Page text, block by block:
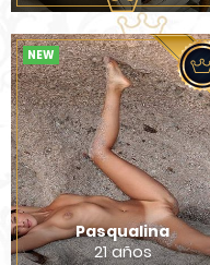
NEW
Pasqualina
21 años